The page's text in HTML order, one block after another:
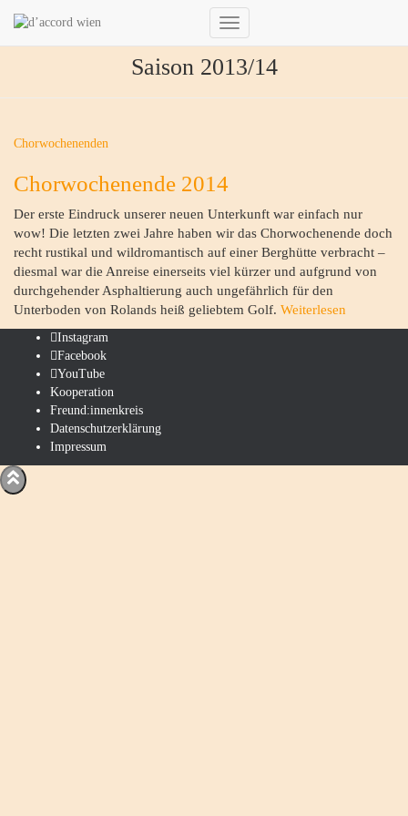
Navigation
Saison 2013/14
Chorwochenenden
Chorwochenende 2014
Der erste Eindruck unserer neuen Unterkunft war einfach nur
wow! Die letzten zwei Jahre haben wir das Chorwochenende doch
recht rustikal und wildromantisch auf einer Berghütte verbracht –
diesmal war die Anreise einerseits viel kürzer und aufgrund von
durchgehender Asphaltierung auch ungefährlich für den
Unterboden von Rolands heiß geliebtem Golf. Weiterlesen
Instagram
Facebook
YouTube
Kooperation
Freund:innenkreis
Datenschutzerklärung
Impressum